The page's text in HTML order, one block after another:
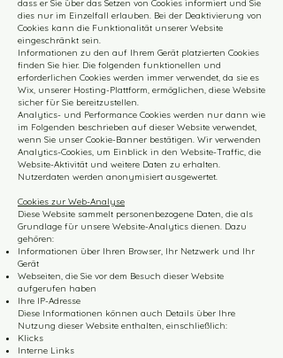
dass er Sie über das Setzen von Cookies informiert und Sie
dies nur im Einzelfall erlauben. Bei der Deaktivierung von
Cookies kann die Funktionalität unserer Website
eingeschränkt sein.
Informationen zu den auf Ihrem Gerät platzierten Cookies
finden Sie hier. Die folgenden funktionellen und
erforderlichen Cookies werden immer verwendet, da sie es
Wix, unserer Hosting-Plattform, ermöglichen, diese Website
sicher für Sie bereitzustellen.
Analytics- und Performance Cookies werden nur dann wie
im Folgenden beschrieben auf dieser Website verwendet,
wenn Sie unser Cookie-Banner bestätigen. Wir verwenden
Analytics-Cookies, um Einblick in den Website-Traffic, die
Website-Aktivität und weitere Daten zu erhalten.
Nutzerdaten werden anonymisiert ausgewertet.
Cookies zur Web-Analyse
Diese Website sammelt personenbezogene Daten, die als
Grundlage für unsere Website-Analytics dienen. Dazu
gehören:
Informationen über Ihren Browser, Ihr Netzwerk und Ihr
Gerät
Webseiten, die Sie vor dem Besuch dieser Website
aufgerufen haben
Ihre IP-Adresse
Diese Informationen können auch Details über Ihre
Nutzung dieser Website enthalten, einschließlich:
Klicks
Interne Links